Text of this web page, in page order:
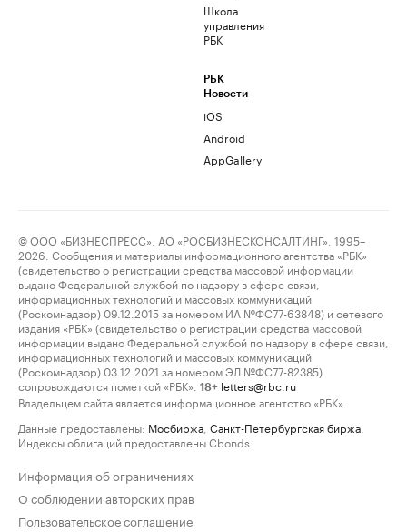
Школа
управления
РБК
РБК
Новости
iOS
Android
AppGallery
© ООО «БИЗНЕСПРЕСС», АО «РОСБИЗНЕСКОНСАЛТИНГ», 1995–
2026. Сообщения и материалы информационного агентства «РБК»
(свидетельство о регистрации средства массовой информации
выдано Федеральной службой по надзору в сфере связи,
информационных технологий и массовых коммуникаций
(Роскомнадзор) 09.12.2015 за номером ИА №ФС77-63848) и сетевого
издания «РБК» (свидетельство о регистрации средства массовой
информации выдано Федеральной службой по надзору в сфере связи,
информационных технологий и массовых коммуникаций
(Роскомнадзор) 03.12.2021 за номером ЭЛ №ФС77-82385)
сопровождаются пометкой «РБК».
18+ letters@rbc.ru
Владельцем сайта является информационное агентство «РБК».
Данные предоставлены: Мосбиржа Санкт-Петербургская биржа
Индексы облигаций предоставлены Cbonds.
Информация об ограничениях
О соблюдении авторских прав
Пользовательское соглашение